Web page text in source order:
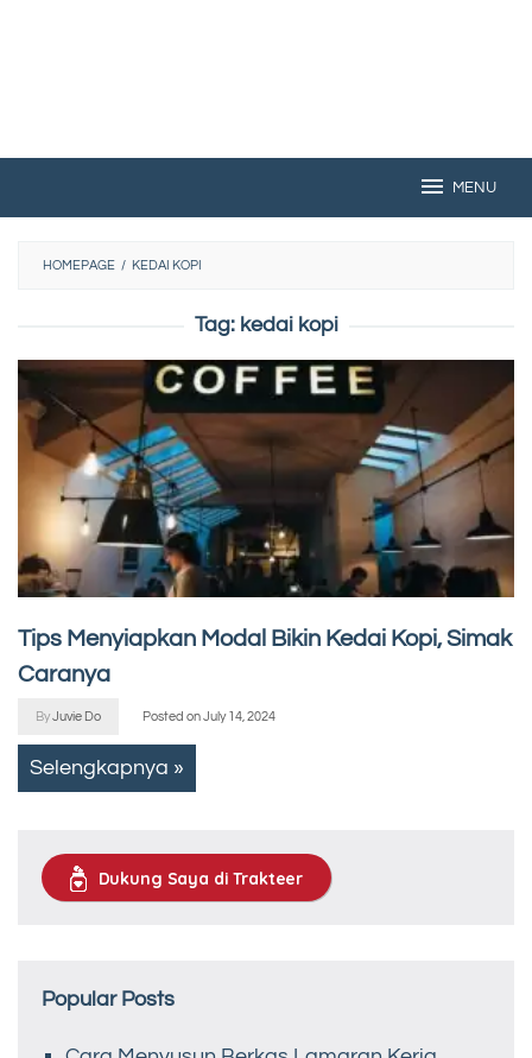
MENU
HOMEPAGE / KEDAI KOPI
Tag: kedai kopi
Tips Menyiapkan Modal Bikin Kedai Kopi, Simak
Caranya
ByJuvie Do Posted onJuly 14, 2024
Selengkapnya »
Dukung Saya di Trakteer
Popular Posts